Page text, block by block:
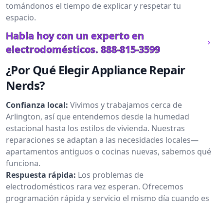
tomándonos el tiempo de explicar y respetar tu
espacio.
Habla hoy con un experto en
electrodomésticos. 888-815-3599
¿Por Qué Elegir Appliance Repair
Nerds?
Confianza local: Vivimos y trabajamos cerca de
Arlington, así que entendemos desde la humedad
estacional hasta los estilos de vivienda. Nuestras
reparaciones se adaptan a las necesidades locales—
apartamentos antiguos o cocinas nuevas, sabemos qué
funciona.
Respuesta rápida: Los problemas de
electrodomésticos rara vez esperan. Ofrecemos
programación rápida y servicio el mismo día cuando es